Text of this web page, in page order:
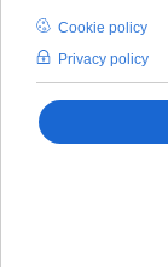
Cookie policy
Privacy policy